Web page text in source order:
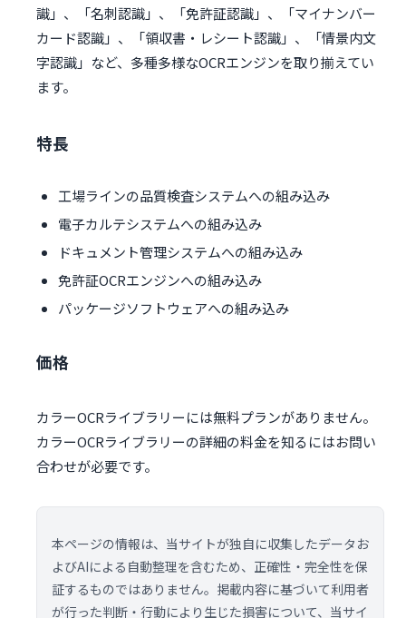
識」、「名刺認識」、「免許証認識」、「マイナンバー
カード認識」、「領収書・レシート認識」、「情景内文
字認識」など、多種多様なOCRエンジンを取り揃えてい
ます。
特長
工場ラインの品質検査システムへの組み込み
電子カルテシステムへの組み込み
ドキュメント管理システムへの組み込み
免許証OCRエンジンへの組み込み
パッケージソフトウェアへの組み込み
価格
カラーOCRライブラリーには無料プランがありません。
カラーOCRライブラリーの詳細の料金を知るにはお問い
合わせが必要です。
本ページの情報は、当サイトが独自に収集したデータお
よびAIによる自動整理を含むため、正確性・完全性を保
証するものではありません。掲載内容に基づいて利用者
が行った判断・行動により生じた損害について、当サイ